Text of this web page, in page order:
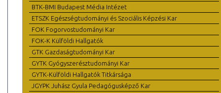
BTK-BMI Budapest Média Intézet
ETSZK Egészségtudományi és Szociális Képzési Kar
FOK Fogorvostudományi Kar
FOK-K Külföldi Hallgatók
GTK Gazdaságtudományi Kar
GYTK Gyógyszerésztudományi Kar
GYTK-Külföldi Hallgatók Titkársága
JGYPK Juhász Gyula Pedagógusképző Kar